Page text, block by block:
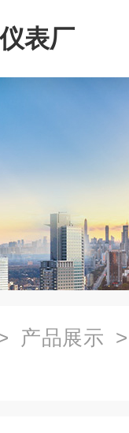
表厂
产品展示